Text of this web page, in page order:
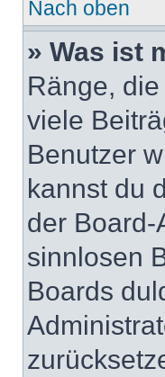
Nach oben
» Was ist
Ränge,
viele
Benutzer
kannst du
der Board-
sinnlosen
Boards